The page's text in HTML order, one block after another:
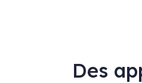
Des